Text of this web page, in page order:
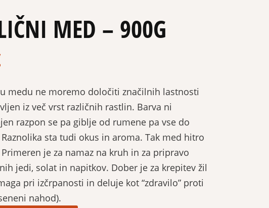
MED – 900G
medu ne moremo določiti značilnih lastnosti
iz več vrst različnih rastlin. Barva ni
razpon se pa giblje od rumene pa vse do
sta tudi okus in aroma. Tak med hitro
je za namaz na kruh in za pripravo
jedi, solat in napitkov. Dober je za krepitev žil
pri izčrpanosti in deluje kot “zdravilo” proti
nahod).